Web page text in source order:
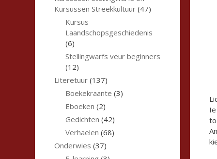
Kursussen Streekkultuur (47)
Kursus
Laandschopsgeschiedenis
(6)
Stellingwarfs veur beginners
(12)
Literetuur (137)
Boekekraante (3)
Eboeken (2)
Gedichten (42)
Verhaelen (68)
Onderwies (37)